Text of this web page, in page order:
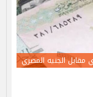
مقابل الجنيه المصري